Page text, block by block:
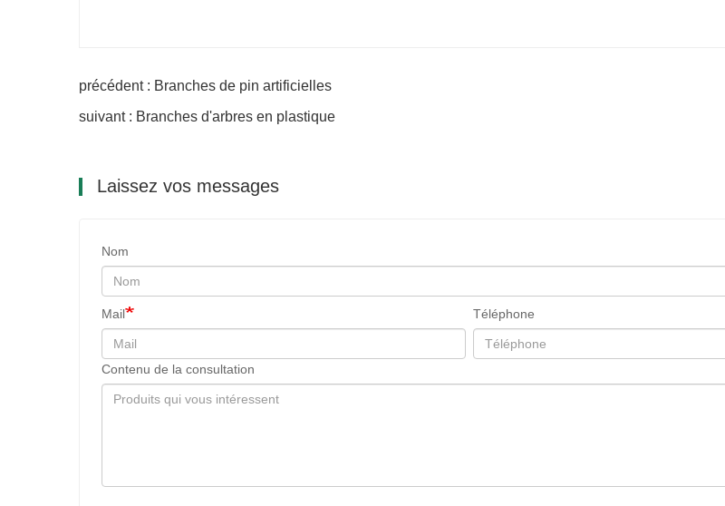
précédent : Branches de pin artificielles
suivant : Branches d'arbres en plastique
Laissez vos messages
Nom
Mail Téléphone
Contenu de la consultation